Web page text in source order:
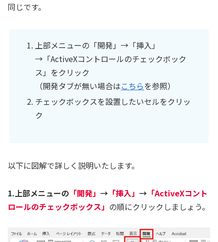
同じです。
上部メニューの「開発」→「挿入」
→「ActiveXコントロールのチェックボック
ス」をクリック
（開発タブが無い場合はこちらを参照）
チェックボックスを設置したいセルをクリッ
ク
以下に図解で詳しく説明いたします。
1.上部メニューの 「開発」 → 「挿入」 → 「ActiveXコント
ロールのチェックボックス」 の順にクリックしましょう。